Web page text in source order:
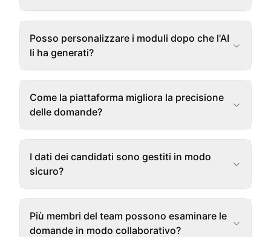
Posso personalizzare i moduli dopo che l'AI
li ha generati?
Come la piattaforma migliora la precisione
delle domande?
I dati dei candidati sono gestiti in modo
sicuro?
Più membri del team possono esaminare le
domande in modo collaborativo?